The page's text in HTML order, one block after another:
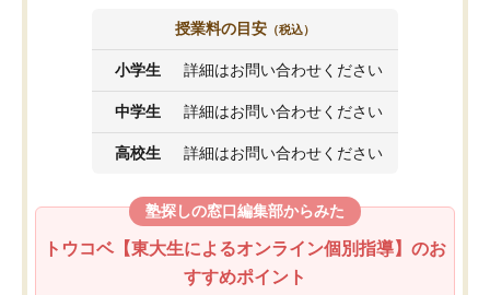
授業料の目安 （税込）
小学生 詳細はお問い合わせください
中学生 詳細はお問い合わせください
高校生 詳細はお問い合わせください
塾探しの窓口編集部からみた
トウコベ【東大生によるオンライン個別指導】のお
すすめポイント